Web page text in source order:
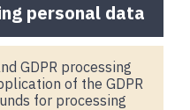
personal data
GDPR processing
of the GDPR
for processing